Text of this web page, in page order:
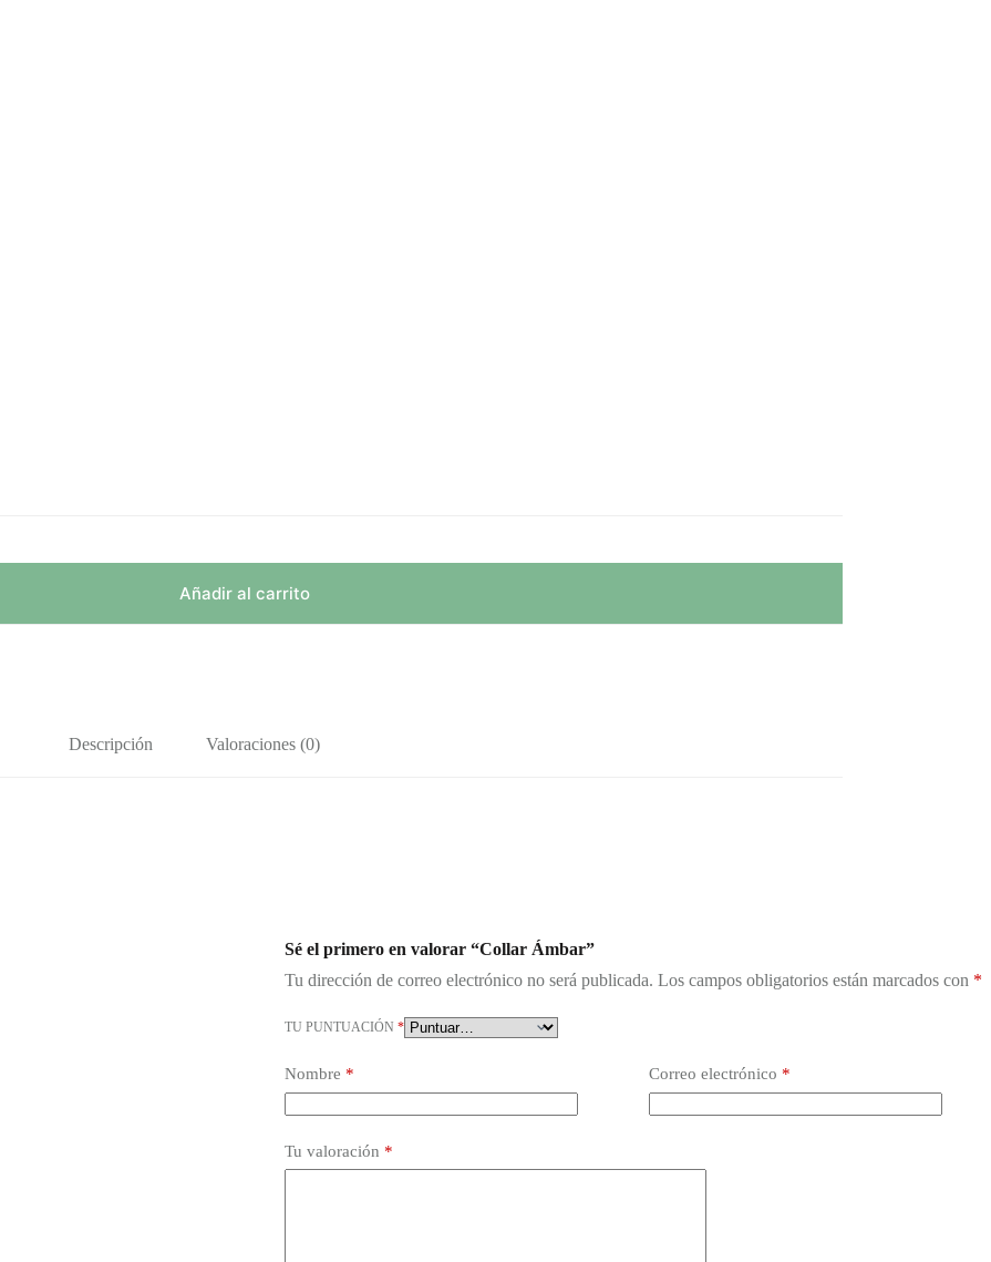
Añadir al carrito
Descripción Valoraciones (0)
Sé el primero en valorar “Collar Ámbar”
Tu dirección de correo electrónico no será publicada. Los campos obligatorios están marcados con *
TU PUNTUACIÓN *
Nombre * Correo electrónico *
Tu valoración *